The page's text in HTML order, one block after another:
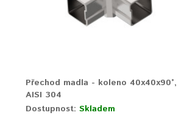
Přechod madla - koleno 40x40x90°,
AISI 304
Dostupnost: Skladem